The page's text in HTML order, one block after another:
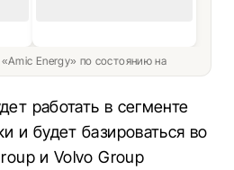
Energy» по состоянию на
работать в сегменте
и будет базироваться во
и Volvo Group